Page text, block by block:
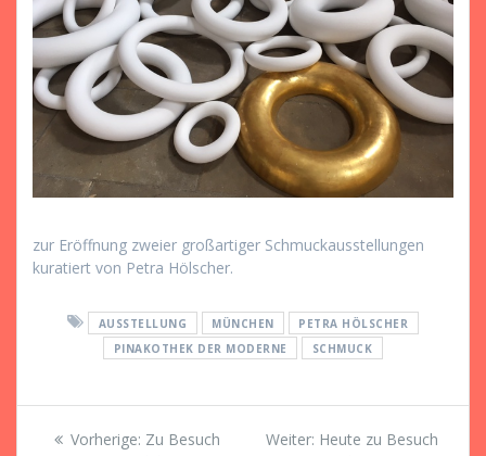
zur Eröffnung zweier großartiger Schmuckausstellungen
kuratiert von Petra Hölscher.
AUSSTELLUNG MÜNCHEN
PETRA HÖLSCHER
PINAKOTHEK DER MODERNE
SCHMUCK
Beitragsnavigation
Vorherige: Vorheriger
Zu Besuch
Weiter: Nächster
Heute zu Besuch